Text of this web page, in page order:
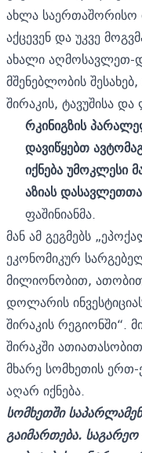
ახლა საერთაშორისო
აქცევენ და უკვე
ახალი აღმოსავლეთ-
მშენებლობის
შირაკის, ტავუშისა
რკინიგზის
დავიწყებთ
იქნება
აზიას
ფაშინიანმა.
მან ამ გეგმებს
ეკონომიკურ
მილიონობით,
დოლარის
შირაკის რეგიონში“.
შირაკში
მხარე სომხეთის
აღარ იქნება.
სომხეთში
გაიმართება.